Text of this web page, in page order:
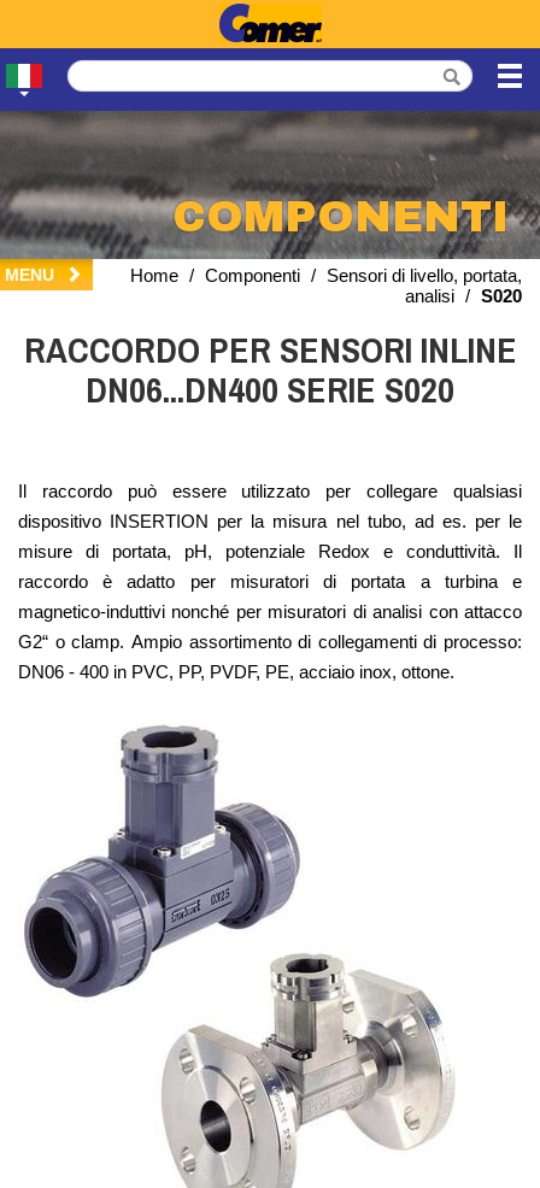
COMPONENTI
MENU Home / Componenti / Sensori di livello, portata,
analisi / S020
RACCORDO PER SENSORI INLINE
DN06...DN400 SERIE S020
Il raccordo può essere utilizzato per collegare qualsiasi
dispositivo INSERTION per la misura nel tubo, ad es. per le
misure di portata, pH, potenziale Redox e conduttività. Il
raccordo è adatto per misuratori di portata a turbina e
magnetico-induttivi nonché per misuratori di analisi con attacco
G2“ o clamp. Ampio assortimento di collegamenti di processo:
DN06 - 400 in PVC, PP, PVDF, PE, acciaio inox, ottone.